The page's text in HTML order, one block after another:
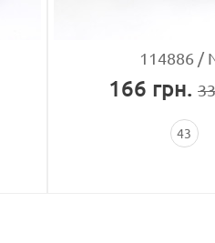
114886
166 грн.
43